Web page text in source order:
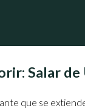
Salar
que se